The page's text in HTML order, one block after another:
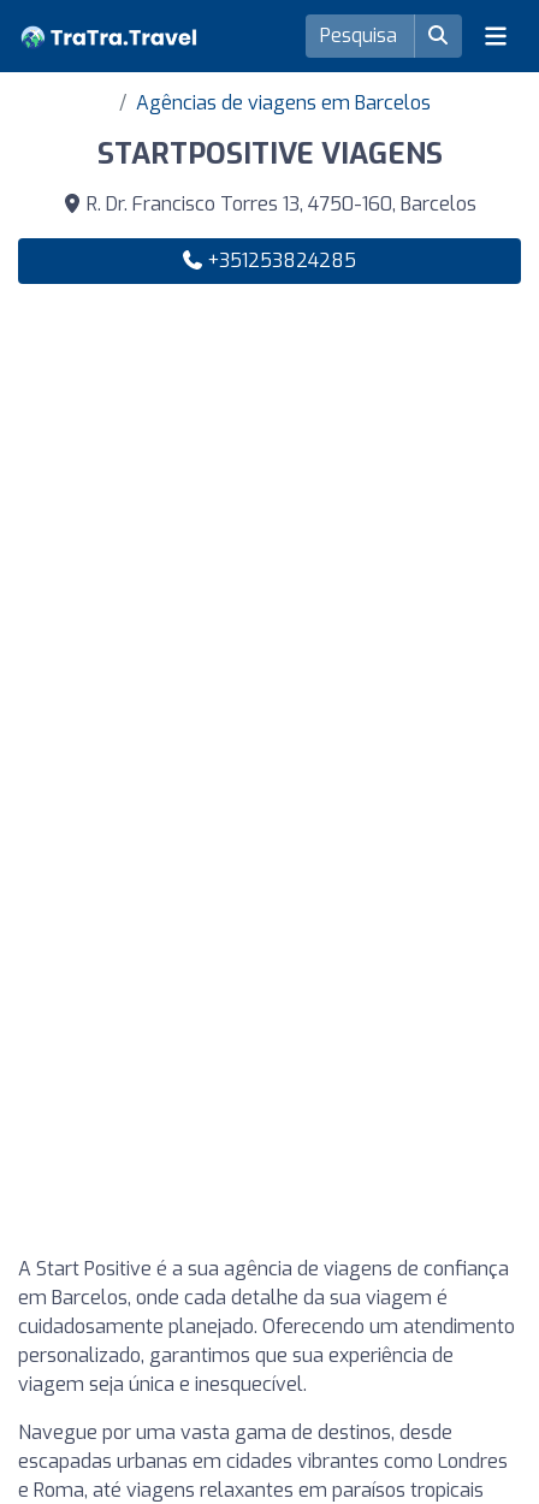
Agências de viagens em Barcelos
STARTPOSITIVE VIAGENS
R. Dr. Francisco Torres 13, 4750-160, Barcelos
+351253824285
A Start Positive é a sua agência de viagens de confiança
em Barcelos, onde cada detalhe da sua viagem é
cuidadosamente planejado. Oferecendo um atendimento
personalizado, garantimos que sua experiência de
viagem seja única e inesquecível.
Navegue por uma vasta gama de destinos, desde
escapadas urbanas em cidades vibrantes como Londres
e Roma, até viagens relaxantes em paraísos tropicais